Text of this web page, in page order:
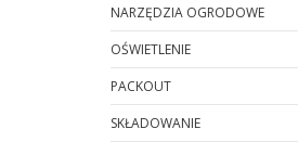
NARZĘDZIA OGRODOWE
OŚWIETLENIE
PACKOUT
SKŁADOWANIE